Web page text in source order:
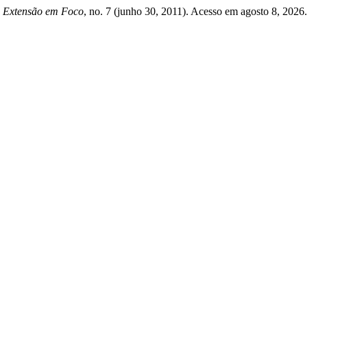
Extensão em Foco, no. 7 (junho 30, 2011). Acesso em agosto 8, 2026.